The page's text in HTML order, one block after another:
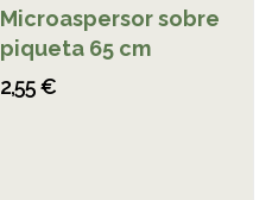
Microaspersor sobre
piqueta 65 cm
2,55 €